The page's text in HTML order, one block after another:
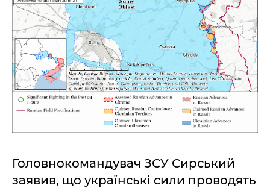
Головнокомандувач ЗСУ Сирський
заявив, що українські сили проводять